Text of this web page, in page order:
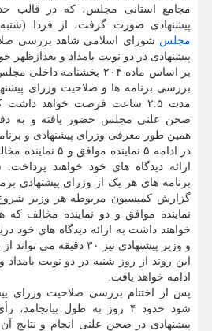
پیشنهادی صورت گرفت، از فردا (شنبه -۳۰ مرداد) صحن
مجلس شورای اسلامی شاهد بررسی
پیشنهادی در دو نوبت بامداد و بعدازظهر
بر اساس ماده ۲۰۴ بخشنامه
بررسی برنامه ها و صلاحیت وزرای
مدت ۲.۵ ساعت فرصت خواهد
صحن علنی مجلس حضور یافته و به
همین طور معرفی وزرای پیشنهادی و برنامه
در ادامه ۵ نماینده
ارائه دیدگاه های خود خواهند
برنامه های هر یک از وزرای پیشنهادی
گزارش کمیسیون مربوطه هر وزیر
خواهند داشت به ارائه دیدگاه های خود
و وزیر پیشنهادی نیز ۳۰ دقیقه می تواند از برنامه های خود دفاع کند.
این روند از روز شنبه در دو نوبت
ادامه خواهد یافت.
پس از اختتام بررسی صلاحیت وزرای
شود حدود ۴ روز به طول
پیشنهادی در صحن علنی انجام و نتایج